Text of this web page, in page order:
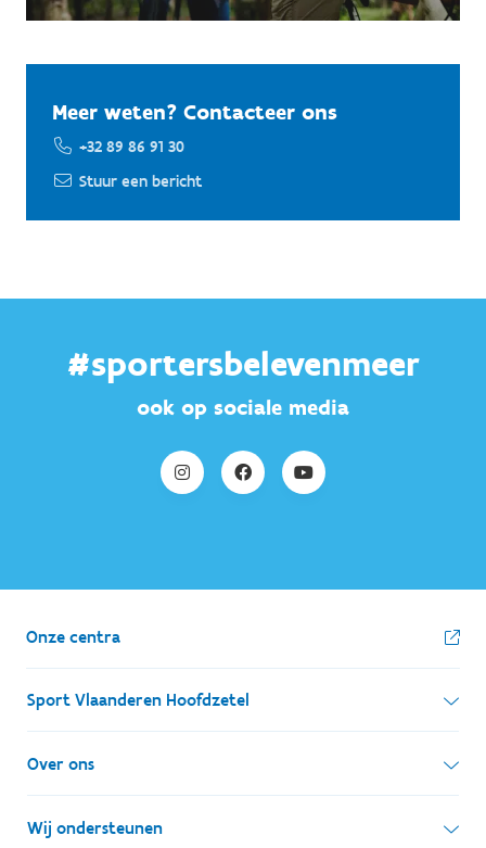
Meer weten? Contacteer ons
+32 89 86 91 30
Stuur een bericht
#sportersbelevenmeer
ook op sociale media
Onze centra
Sport Vlaanderen Hoofdzetel
Simon Bolivarlaan 17
1000 Brussel
Ondernemingsnummer: BE 0248.142.826
Over ons
Wie zijn we, wat doen we
Wij ondersteunen